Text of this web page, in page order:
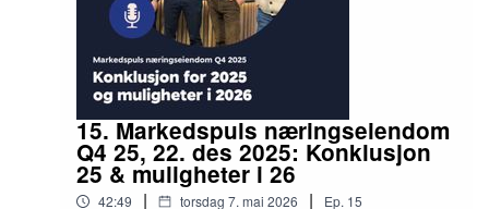
15. Markedspuls næringseiendom
Q4 25, 22. des 2025: Konklusjon
25 & muligheter i 26
42:49 | torsdag 7. mai 2026 | Ep. 15